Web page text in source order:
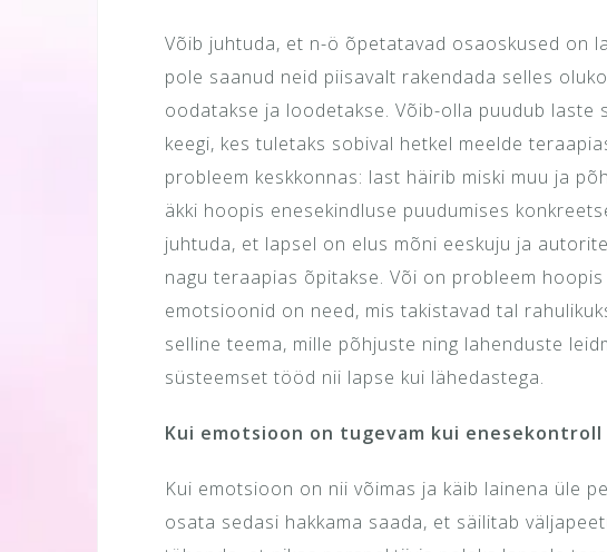
Võib juhtuda, et n-ö õpetatavad osaoskused on
pole saanud neid piisavalt rakendada selles
oodatakse ja loodetakse. Võib-olla puudub laste
keegi, kes tuletaks sobival hetkel meelde
probleem keskkonnas: last häirib miski muu ja
äkki hoopis enesekindluse puudumises
juhtuda, et lapsel on elus mõni eeskuju ja
nagu teraapias õpitakse. Või on probleem
emotsioonid on need, mis takistavad tal
selline teema, mille põhjuste ning lahenduste
süsteemset tööd nii lapse kui lähedastega.
Kui emotsioon on tugevam kui enesekontroll
Kui emotsioon on nii võimas ja käib lainena üle
osata sedasi hakkama saada, et säilitab